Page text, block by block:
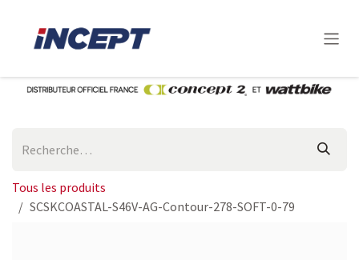
Tous les produits
SCSKCOASTAL-S46V-AG-Contour-278-SOFT-0-79